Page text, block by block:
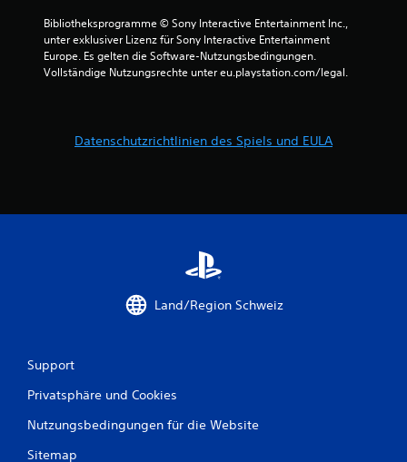
Bibliotheksprogramme © Sony Interactive Entertainment Inc.,
unter exklusiver Lizenz für Sony Interactive Entertainment
Europe. Es gelten die Software-Nutzungsbedingungen.
Vollständige Nutzungsrechte unter eu.playstation.com/legal.
Datenschutzrichtlinien des Spiels und EULA
Land/Region Schweiz
Support
Privatsphäre und Cookies
Nutzungsbedingungen für die Website
Sitemap